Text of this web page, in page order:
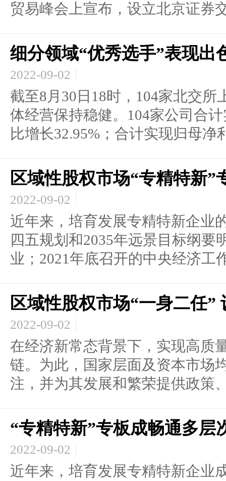
贸易峰会上宣布，设立北京证券
细分领域“优秀选手”表现出
2022-09-02
截至8月30日18时，104家北交
体经营保持稳健。104家公司合
比增长32.95%；合计实现归母净
区域性股权市场“专精特新”
2022-09-02
近年来，培育发展专精特新企业
四五规划和2035年远景目标纲要
业；2021年底召开的中央经济工
区域性股权市场“一身二任”
2022-09-02
在经济新常态背景下，实现高质
链。为此，国家层面及资本市场
注，并为其发展和繁荣提供政策
“专精特新”专板成畅通多层
2022-09-02
近年来，培育发展专精特新企业